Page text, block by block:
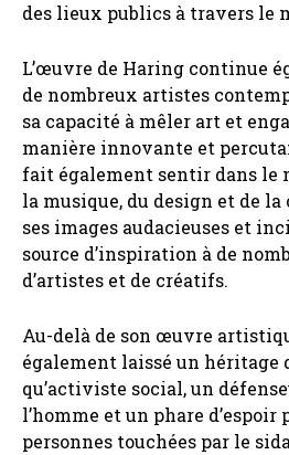
des lieux publics à travers le
L’œuvre de Haring continue
de nombreux artistes
sa capacité à mêler art et
manière innovante et
fait également sentir dans le
la musique, du design et de
ses images audacieuses et
source d’inspiration à de
d’artistes et de créatifs.
Au-delà de son œuvre
également laissé un héritage
qu’activiste social, un
l’homme et un phare d’espoir
personnes touchées par le